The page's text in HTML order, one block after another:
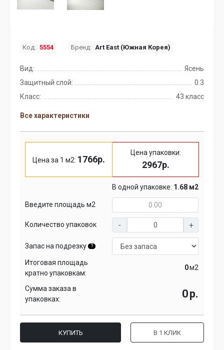
Код: 5554 Бренд: Art East (Южная Корея)
Вид:
Ясень
Защитный слой:
0.3
Класс:
43 класс
Все характеристики
Цена за 1 м2: 1766р.
Цена упаковки:
2967р.
В одной упаковке: 1.68 м2
Введите площадь м2
Количество упаковок
Запас на подрезку ?
Итоговая площадь
кратно упаковкам:
м2
Сумма заказа в
упаковках:
р.
КУПИТЬ В 1 КЛИК